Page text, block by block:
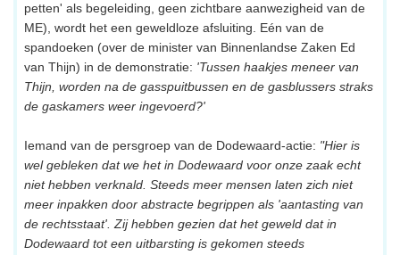
petten' als begeleiding, geen zichtbare aanwezigheid van de
ME), wordt het een geweldloze afsluiting. Eén van de
spandoeken (over de minister van Binnenlandse Zaken Ed
van Thijn) in de demonstratie: 'Tussen haakjes meneer van
Thijn, worden na de gasspuitbussen en de gasblussers straks
de gaskamers weer ingevoerd?'
Iemand van de persgroep van de Dodewaard-actie: "Hier is
wel gebleken dat we het in Dodewaard voor onze zaak echt
niet hebben verknald. Steeds meer mensen laten zich niet
meer inpakken door abstracte begrippen als 'aantasting van
de rechtsstaat'. Zij hebben gezien dat het geweld dat in
Dodewaard tot een uitbarsting is gekomen steeds